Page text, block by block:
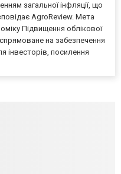
загальної інфляції, що
AgroReview. Мета
Підвищення облікової
на забезпечення
інвесторів, посилення